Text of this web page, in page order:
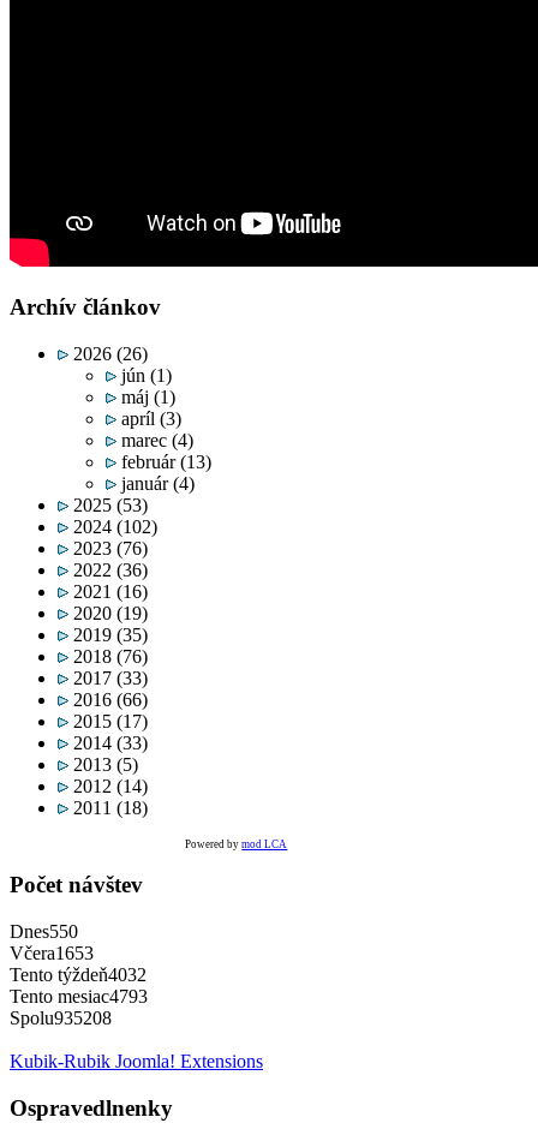
Archív článkov
2026 (26)
jún (1)
máj (1)
apríl (3)
marec (4)
február(13)
január(4)
2025 (53)
2024 (102)
2023 (76)
2022 (36)
2021 (16)
2020 (19)
2019 (35)
2018 (76)
2017 (33)
2016 (66)
2015 (17)
2014 (33)
2013 (5)
2012 (14)
2011 (18)
Powered bymod LCA
Počet návštev
Dnes550
Včera1653
Tento týždeň4032
Tento mesiac4793
Spolu935208
Kubik-Rubik Joomla! Extensions
Ospravedlnenky